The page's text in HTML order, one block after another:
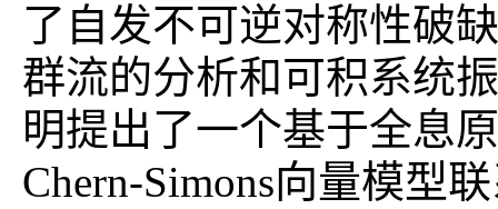
了自发不可逆对称性破
群流的分析和可积系统
明提出了一个基于全息
Chern-Simons向量模型